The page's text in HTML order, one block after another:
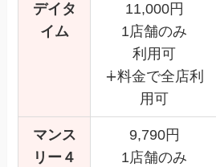
デイタ
イム
11,000円
1店舗のみ
利用可
∔料金で全店利
用可
マンス
リー４
9,790円
1店舗のみ